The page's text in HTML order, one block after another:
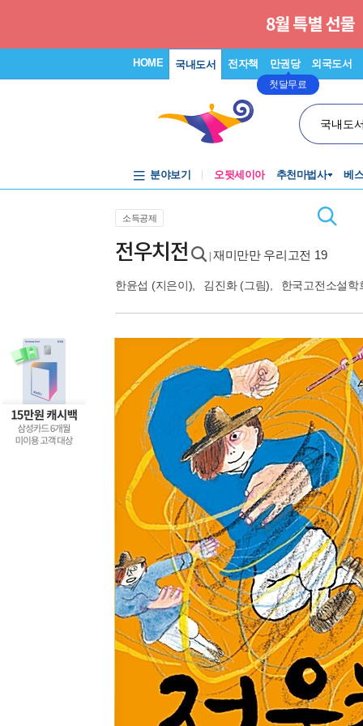
HOME 국내도서 전자책 만권당
첫달무료
외국도서
국내도
분야보기 오뒷세이아 추천마법사 베
소득공제
전우치전 재미만만 우리고전 19
한윤섭 (지은이), 김진화(그림), 한국고전소설학